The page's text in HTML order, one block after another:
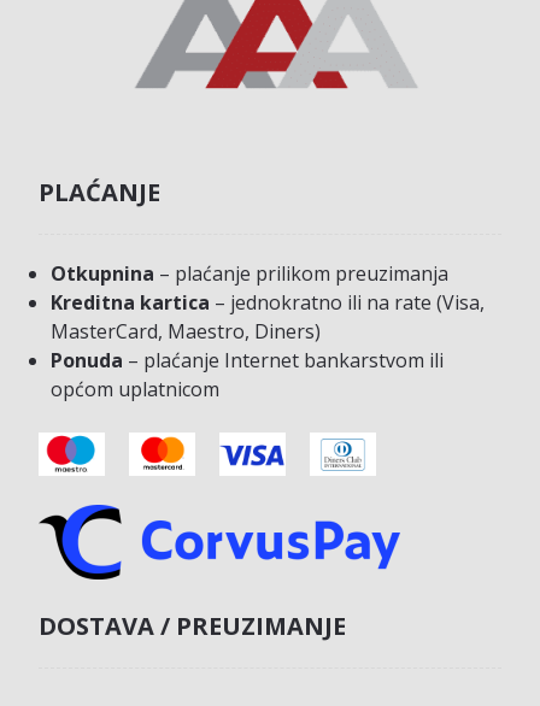
PLAĆANJE
Otkupnina – plaćanje prilikom preuzimanja
Kreditna kartica – jednokratno ili na rate (Visa,
MasterCard, Maestro, Diners)
Ponuda – plaćanje Internet bankarstvom ili
općom uplatnicom
DOSTAVA / PREUZIMANJE